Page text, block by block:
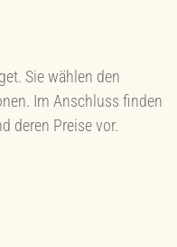
Sie wählen den
Im Anschluss finden
deren Preise vor.